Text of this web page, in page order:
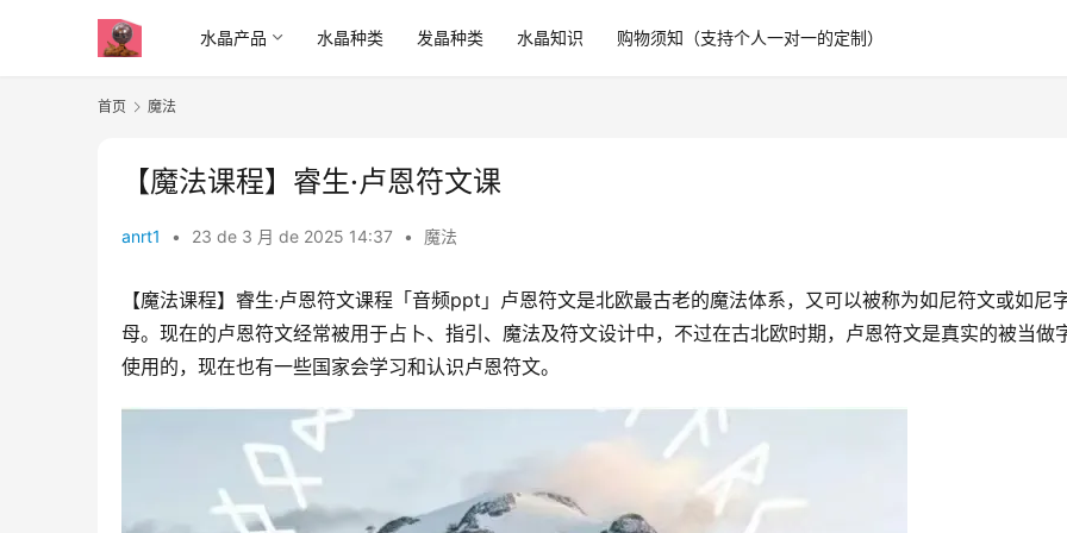
水晶产品 水晶种类 发晶种类 水晶知识 购物须知（支持个人一对一的定制）
首页 魔法
【魔法课程】睿生·卢恩符文课
anrt1 • 23 de 3 月 de 2025 14:37 • 魔法
【魔法课程】睿生·卢恩符文课程「音频ppt」卢恩符文是北欧最古老的魔法体系，又可以被称为如尼符文或如尼
母。现在的卢恩符文经常被用于占卜、指引、魔法及符文设计中，不过在古北欧时期，卢恩符文是真实的被当做
使用的，现在也有一些国家会学习和认识卢恩符文。​